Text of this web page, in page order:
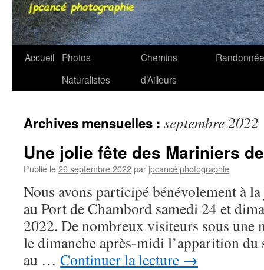
Accueil
Photos
Naturalistes
Chemins
d’Ailleurs
Archives mensuelles : septembre 2022
Une jolie fête des Mariniers
Publié le26 septembre 2022par jpcancé photographie
Nous avons participé bénévolement à
au Port de Chambord samedi 24 et
2022. De nombreux visiteurs sous une
le dimanche après-midi l’apparition
au … Continuer la lecture →